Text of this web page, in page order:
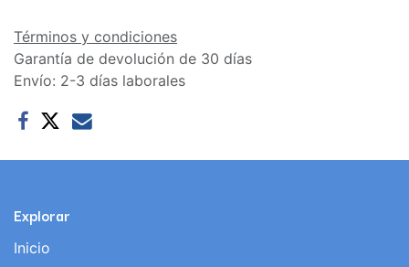
Términos y condiciones
Garantía de devolución de 30 días
Envío: 2-3 días laborales
Explorar
Inicio